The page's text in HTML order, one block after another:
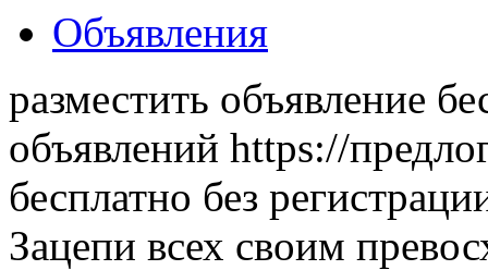
Объявления
разместить объявление
объявлений https://
бесплатно без
Зацепи всех своим